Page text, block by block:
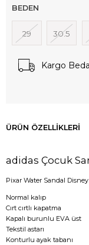
BEDEN
29 30.5
Kargo
ÜRÜN ÖZELLIKLERI
adidas Çocuk
Pixar Water Sandal Disney
Normal kalıp
Cırt cırtlı kapatma
Kapalı burunlu EVA üst
Tekstil astarı
Konturlu ayak tabanı